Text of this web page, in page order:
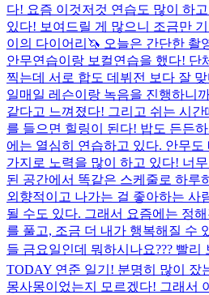
다! 요즘 이것저것 연습도 많이 하
있다! 보여드릴 게 많으니 조금만
이의 다이어리🦄 오늘은 간단한 촬
안무연습이랑 보컬연습을 했다! 단
찍는데 서로 합도 데뷔전 보다 잘
일매일 레슨이랑 녹음을 진행하니
같다고 느껴졌다! 그리고 쉬는 시
를 들으면 힐링이 된다! 밥도 든든
에는 열심히 연습하고 있다. 안무도
가지로 노력을 많이 하고 있다! 너
된 공간에서 똑같은 스케줄로 하루
외향적이고 나가는 걸 좋아하는 사
될 수도 있다. 그래서 요즘에는 정
를 풀고, 조금 더 내가 행복해질 수
들 금요일인데 뭐하시나요??? 빨
TODAY 연준 일기! 분명히 많이 잤
몽사몽이었는지 모르겠다! 그래서